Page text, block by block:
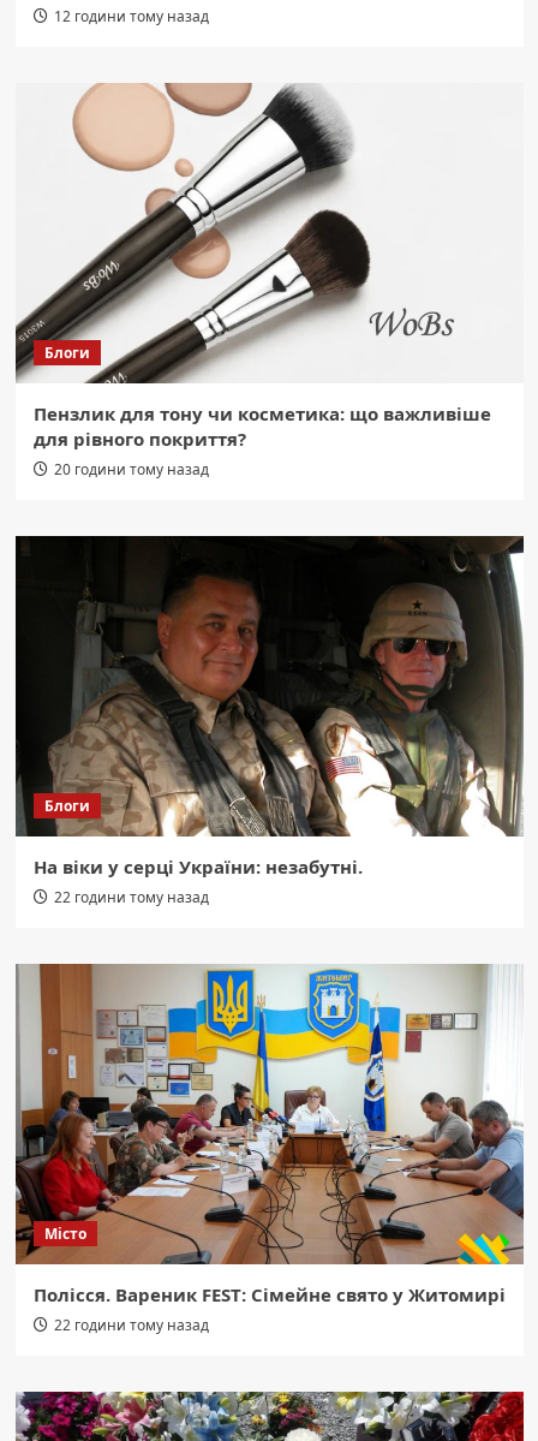
12 години тому назад
Блоги
Пензлик для тону чи косметика: що важливіше
для рівного покриття?
20 години тому назад
Блоги
На віки у серці України: незабутні.
22 години тому назад
Місто
Полісся. Вареник FEST: Сімейне свято у Житомирі
22 години тому назад